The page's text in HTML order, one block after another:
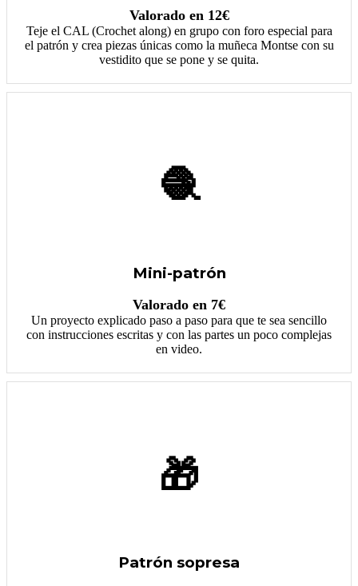
Valorado en 12€
Teje el CAL (Crochet along) en grupo con foro especial para
el patrón y crea piezas únicas como la muñeca Montse con su
vestidito que se pone y se quita.
🧶
Mini-patrón
Valorado en 7€
Un proyecto explicado paso a paso para que te sea sencillo
con instrucciones escritas y con las partes un poco complejas
en video.
🎁
Patrón sopresa